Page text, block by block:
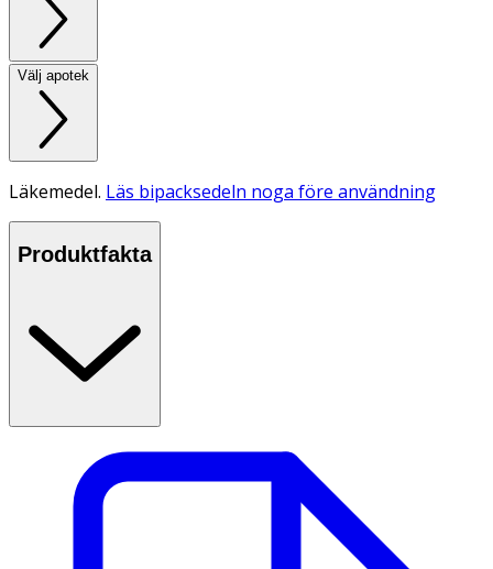
Välj apotek
Läkemedel. Läs bipacksedeln noga före användning
Produktfakta